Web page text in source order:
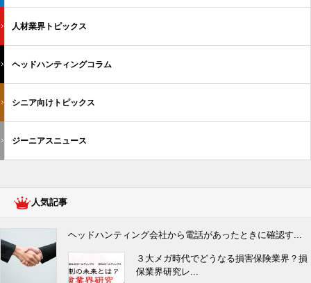
人材業界トピックス
ヘッドハンティングコラム
シニア向けトピックス
ジーニアスニュース
人気記事
ヘッドハンティング会社から電話があったときに確認す...
３大メガ時代でどうなる損害保険業界？損
保業界研究レ...